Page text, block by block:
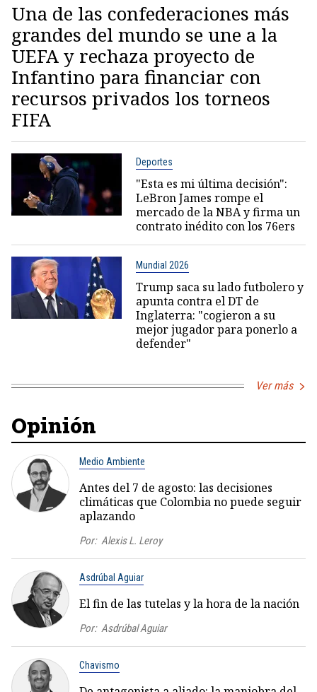
Una de las confederaciones más
grandes del mundo se une a la
UEFA y rechaza proyecto de
Infantino para financiar con
recursos privados los torneos
FIFA
Deportes
"Esta es mi última decisión":
LeBron James rompe el
mercado de la NBA y firma un
contrato inédito con los 76ers
Mundial 2026
Trump saca su lado futbolero y
apunta contra el DT de
Inglaterra: "cogieron a su
mejor jugador para ponerlo a
defender"
Ver más
Opinión
Medio Ambiente
Antes del 7 de agosto: las decisiones
climáticas que Colombia no puede seguir
aplazando
Por: Alexis L. Leroy
Asdrúbal Aguiar
El fin de las tutelas y la hora de la nación
Por: Asdrúbal Aguiar
Chavismo